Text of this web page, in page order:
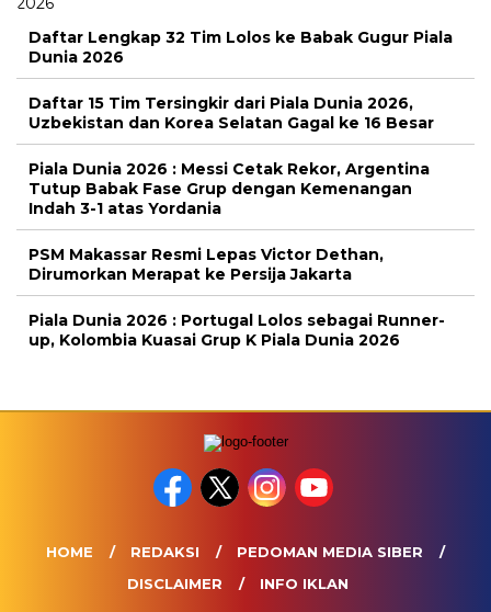
Daftar Lengkap 32 Tim Lolos ke Babak Gugur Piala
Dunia 2026
Daftar 15 Tim Tersingkir dari Piala Dunia 2026,
Uzbekistan dan Korea Selatan Gagal ke 16 Besar
Piala Dunia 2026 : Messi Cetak Rekor, Argentina
Tutup Babak Fase Grup dengan Kemenangan
Indah 3-1 atas Yordania
PSM Makassar Resmi Lepas Victor Dethan,
Dirumorkan Merapat ke Persija Jakarta
Piala Dunia 2026 : Portugal Lolos sebagai Runner-
up, Kolombia Kuasai Grup K Piala Dunia 2026
HOME REDAKSI
PEDOMAN MEDIA SIBER
DISCLAIMER
INFO IKLAN